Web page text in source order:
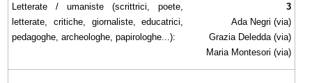
Letterate / umaniste (scrittrici, poete,
letterate, critiche, giornaliste, educatrici,
pedagoghe, archeologhe, papirologhe...):
3
Ada Negri (via)
Grazia Deledda (via)
Maria Montesori (via)